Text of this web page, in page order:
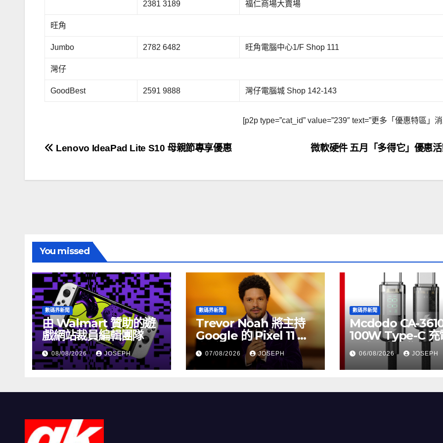
2381 3189 福仁商場大賣場
旺角
Jumbo 2782 6482 旺角電腦中心1/F Shop 111
灣仔
GoodBest 2591 9888 灣仔電腦城 Shop 142-143
[p2p type=”cat_id” value=”239″ text=”更多「優惠特區」
文
微軟硬件 五月「多得它」優惠
Lenovo IdeaPad Lite S10 母親節專享優惠
You missed
數碼界新聞
由 Walmart 贊助的遊
戲網站裁員編輯團隊
08/08/2026 JOSEPH
數碼界新聞
Trevor Noah 將主持
Google 的 Pixel 11 推
介活動
07/08/2026 JOSEPH
數碼界新聞
Mcdodo CA-
100W Type-C 充
正式上市，售價
HK$115
06/08/2026 JOSEPH